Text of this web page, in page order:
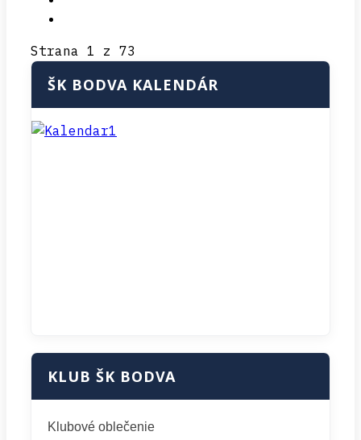
Strana 1 z 73
ŠK BODVA KALENDÁR
KLUB ŠK BODVA
Klubové oblečenie